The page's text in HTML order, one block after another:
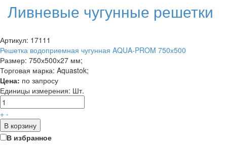
Ливневые чугунные решетки
Артикул: 17111
Решетка водоприемная чугунная AQUA-PROM 750х500
Размер: 750х500х27 мм;
Торговая марка: Aquastok;
Цена: по запросу
Единицы измерения: Шт.
+ -
В корзину
В избранное